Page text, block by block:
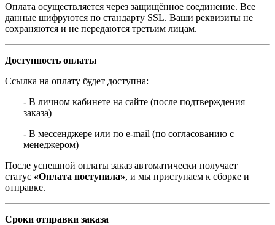
Оплата осуществляется через защищённое соединение. Все
данные шифруются по стандарту SSL. Ваши реквизиты не
сохраняются и не передаются третьим лицам.
Доступность оплаты
Ссылка на оплату будет доступна:
- В личном кабинете на сайте (после подтверждения
заказа)
- В мессенджере или по e-mail (по согласованию с
менеджером)
После успешной оплаты заказ автоматически получает
статус «Оплата поступила», и мы приступаем к сборке и
отправке.
Сроки отправки заказа